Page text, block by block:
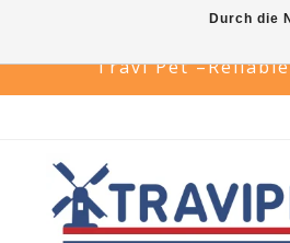
Travi Pet
Durch die